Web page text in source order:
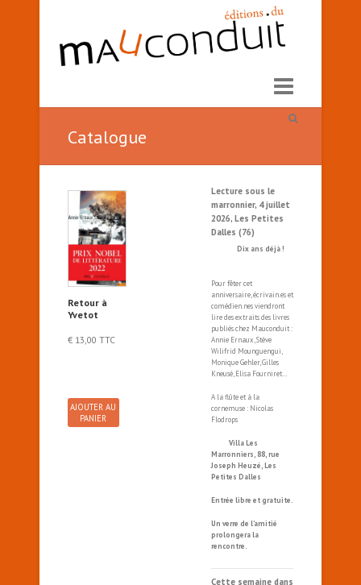
Catalogue
Retour à
Yvetot
€ 13,00 TTC
AJOUTER AU
PANIER
Lecture sous le
marronnier, 4 juillet
2026, Les Petites
Dalles (76)
Dix ans déjà !
Pour fêter cet
anniversaire, écrivain.es et
comédien.nes viendront
lire des extraits des livres
publiés chez Mauconduit :
Annie Ernaux, Stève
Wilifrid Mounguengui,
Monique Gehler, Gilles
Kneusé, Elisa Fourniret…
A la flûte et à la
cornemuse : Nicolas
Flodrops
Villa Les
Marronniers, 88, rue
Joseph Heuzé, Les
Petites Dalles
Entrée libre et gratuite.
Un verre de l’amitié
prolongera la
rencontre.
Cette semaine dans